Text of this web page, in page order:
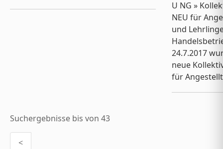
U NG »
NEU für
und
24.7.2017
neue
für
Suchergebnisse bis von 43
<